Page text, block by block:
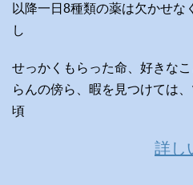
以降一日8種類の薬は欠かせな
し
せっかくもらった命、好きな
らんの傍ら、暇を見つけては
頃
詳し